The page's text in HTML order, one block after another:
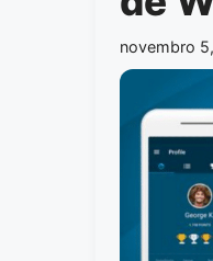
novembro